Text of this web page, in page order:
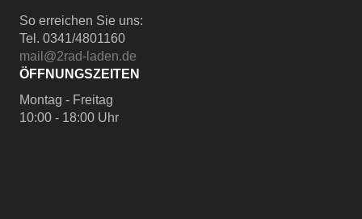
So erreichen Sie uns:
Tel. 0341/4801160
mail@2rad-laden.de
ÖFFNUNGSZEITEN
Montag - Freitag
10:00 - 18:00 Uhr